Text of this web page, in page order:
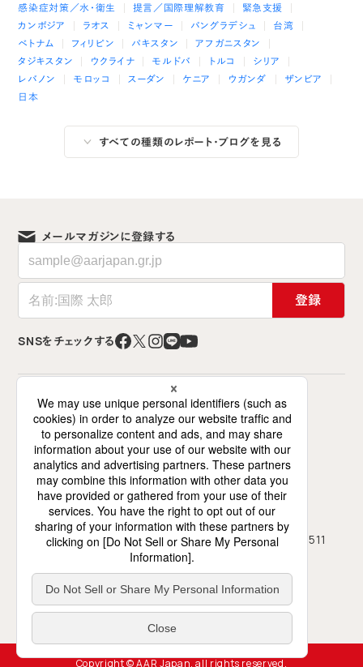
感染症対策／水・衛生
提言／国際理解教育
緊急支援
カンボジア
ラオス ミャンマー バングラデシュ
台湾
ベトナム
フィリピン パキスタン
アフガニスタン
タジキスタン
ウクライナ モルドバ トルコ
シリア
レバノン
モロッコ スーダン ケニア ウガンダ
ザンビア
日本
すべての種類のレポート・ブログを見る
メールマガジンに登録する
登録
SNSをチェックする
特定非営利活動法人 難民を助ける会（AAR Japan）
〒141-0021 東京都品川区上大崎2-12-2
ミズホビル7階（交流スペースは6階）
フリーダイヤル 0120-786-746 TEL 03-5423-4511
03-5423-4450
受付
地図・アクセス プライバシーポリシー
Copyright © AAR Japan, all rights reserved.